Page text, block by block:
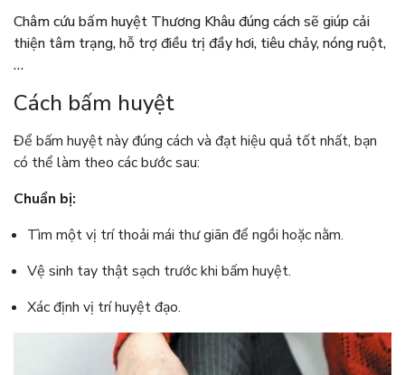
Châm cứu bấm huyệt Thương Khâu đúng cách sẽ giúp cải
thiện tâm trạng, hỗ trợ điều trị đầy hơi, tiêu chảy, nóng ruột,
…
Cách bấm huyệt
Để bấm huyệt này đúng cách và đạt hiệu quả tốt nhất, bạn
có thể làm theo các bước sau:
Chuẩn bị:
Tìm một vị trí thoải mái thư giãn để ngồi hoặc nằm.
Vệ sinh tay thật sạch trước khi bấm huyệt.
Xác định vị trí huyệt đạo.